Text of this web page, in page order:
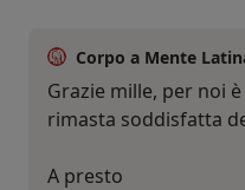
Corpo a Mente
Grazie mille, per noi
rimasta soddisfatta
A presto